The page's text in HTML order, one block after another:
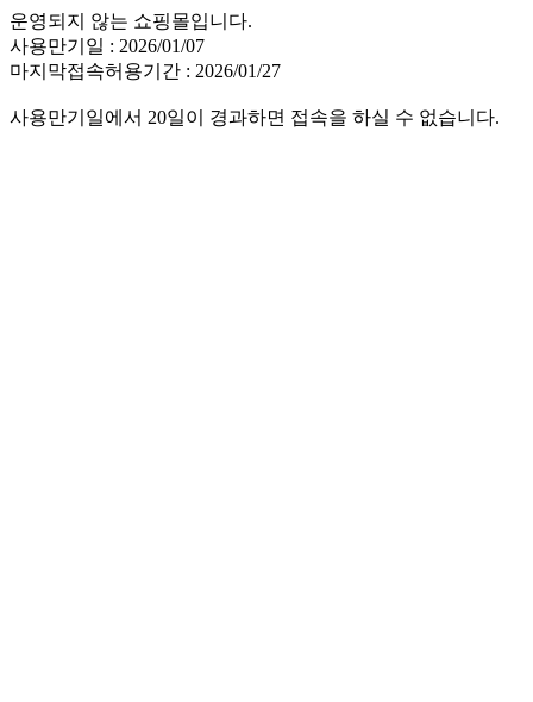
운영되지 않는 쇼핑몰입니다.
사용만기일 : 2026/01/07
마지막접속허용기간 : 2026/01/27
사용만기일에서 20일이 경과하면 접속을 하실 수 없습니다.